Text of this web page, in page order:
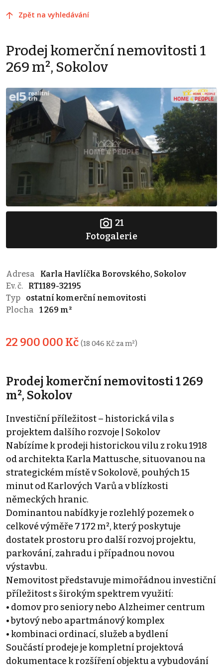
Zpět na vyhledávání
Prodej komerční nemovitosti 1
269 m², Sokolov
21
Fotogalerie
Adresa
Karla Havlíčka Borovského, Sokolov
Ev. č.
RT1189-32195
Typ
ostatní komerční nemovitosti
Plocha
1 269 m²
22 900 000 Kč (18 046 Kč za m²)
Prodej komerční nemovitosti 1 269
m², Sokolov
Investiční příležitost – historická vila s
projektem dalšího rozvoje | Sokolov
Nabízíme k prodeji historickou vilu z roku 1918
od architekta Karla Mattusche, situovanou na
strategickém místě v Sokolově, pouhých 15
minut od Karlových Varů a v blízkosti
německých hranic.
Dominantou nabídky je rozlehlý pozemek o
celkové výměře 7 172 m², který poskytuje
dostatek prostoru pro další rozvoj projektu,
parkování, zahradu i případnou novou
výstavbu.
Nemovitost představuje mimořádnou investiční
příležitost s širokým spektrem využití:
• domov pro seniory nebo Alzheimer centrum
• bytový nebo apartmánový komplex
• kombinaci ordinací, služeb a bydlení
Součástí prodeje je kompletní projektová
dokumentace k rozšíření objektu a vybudování